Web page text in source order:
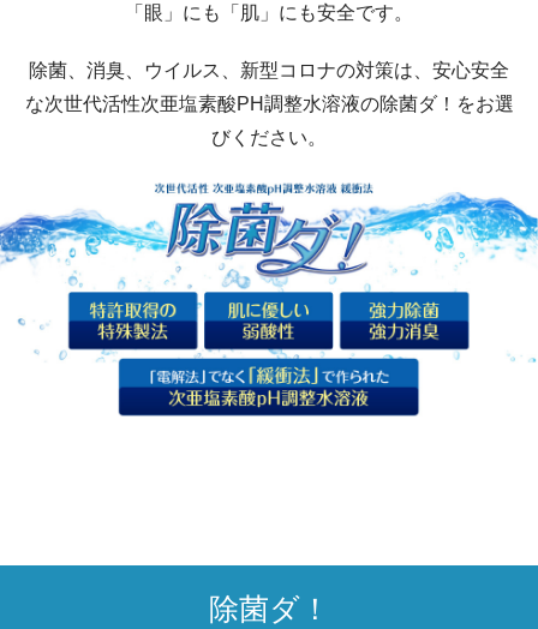
「眼」にも「肌」にも安全です。
除菌、消臭、ウイルス、新型コロナの対策は、安心安全
な次世代活性次亜塩素酸PH調整水溶液の除菌ダ！をお選
びください。
除菌ダ！